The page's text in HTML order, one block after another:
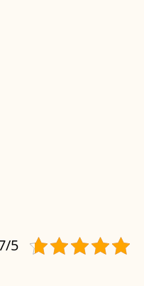
4.7/5 - (14 votes)